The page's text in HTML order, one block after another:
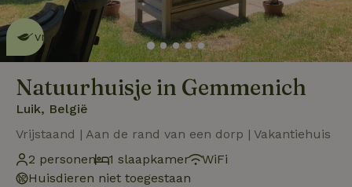
Dit natuurhuisje is eco-
vriendelijklees meer
Natuurhuisje in Gemmenich
Luik, België
Vrijstaand | Aan de rand van een dorp | Vakantiehuis
2 personen
1 slaapkamer
WiFi
Huisdieren niet toegestaan